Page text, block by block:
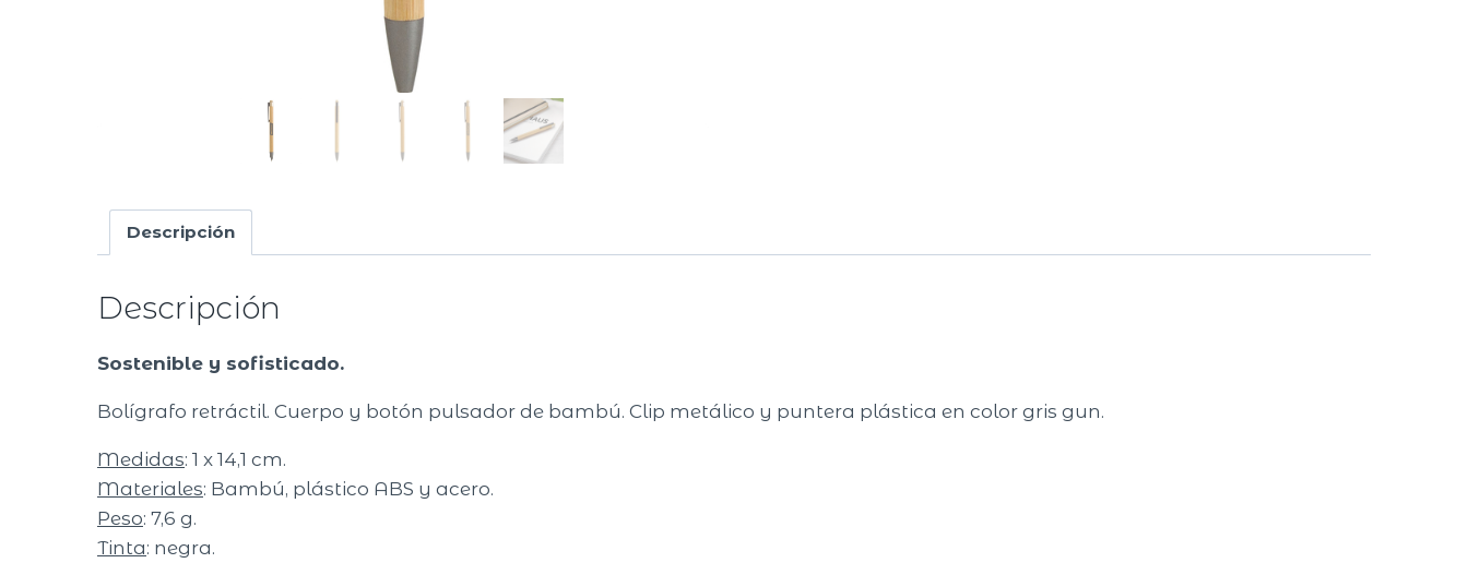
Descripción
Descripción
Sostenible y sofisticado.
Bolígrafo retráctil. Cuerpo y botón pulsador de bambú. Clip metálico y puntera plástica en color gris gun.
Medidas: 1 x 14,1 cm.
Materiales: Bambú, plástico ABS y acero.
Peso: 7,6 g.
Tinta: negra.